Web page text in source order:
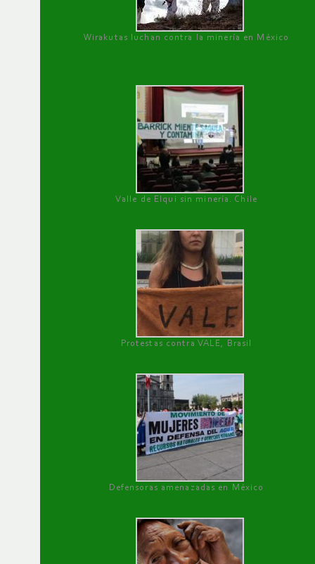
Wirakutas luchan contra la minería en México
Valle de Elqui sin minería. Chile
Protestas contra VALE, Brasil
Defensoras amenazadas en México